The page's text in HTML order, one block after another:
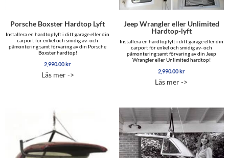
Porsche Boxster Hardtop Lyft
Installera en hardtoplyft i ditt garage eller din
carport för enkel och smidig av- och
påmontering samt förvaring av din Porsche
Boxster hardtop!
2,990.00kr
Läs mer ->
Jeep Wrangler eller Unlimited
Hardtop-lyft
Installera en hardtoplyft i ditt garage eller din
carport för enkel och smidig av- och
påmontering samt förvaring av din Jeep
Wrangler eller Unlimited hardtop!
2,990.00kr
Läs mer ->